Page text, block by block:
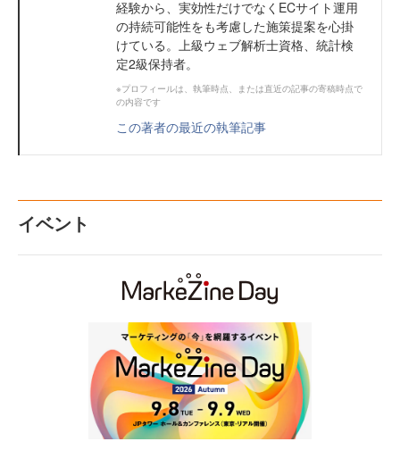
経験から、実効性だけでなくECサイト運用
の持続可能性をも考慮した施策提案を心掛
けている。上級ウェブ解析士資格、統計検
定2級保持者。
※プロフィールは、執筆時点、または直近の記事の寄稿時点で
の内容です
この著者の最近の執筆記事
イベント